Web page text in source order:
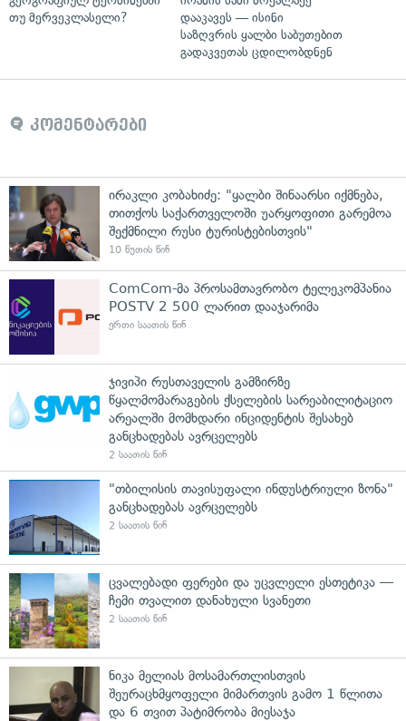
თუ მერვეკლასელი?
დააკავეს — ისინი
საზღვრის ყალბი საბუთებით
გადაკვეთას ცდილობდნენ
კომენტარები
ირაკლი კობახიძე: "ყალბი შინაარსი იქმნება,
თითქოს საქართველოში უარყოფითი გარემოა
შექმნილი რუსი ტურისტებისთვის"
10 წუთის წინ
ComCom-მა პროსამთავრობო ტელეკომპანია
POSTV 2 500 ლარით დააჯარიმა
ერთი საათის წინ
ჯივიპი რუსთაველის გამზირზე
წყალმომარაგების ქსელების სარეაბილიტაციო
არეალში მომხდარი ინციდენტის შესახებ
განცხადებას ავრცელებს
2 საათის წინ
"თბილისის თავისუფალი ინდუსტრიული ზონა"
განცხადებას ავრცელებს
2 საათის წინ
ცვალებადი ფერები და უცვლელი ესთეტიკა —
ჩემი თვალით დანახული სვანეთი
2 საათის წინ
ნიკა მელიას მოსამართლისთვის
შეურაცხმყოფელი მიმართვის გამო 1 წლითა
და 6 თვით პატიმრობა მიესაჯა